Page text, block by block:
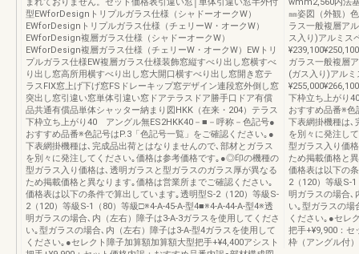
型EWforDesignトリプルガラス仕様（シャドーオークW）
EWforDesignトリプルガラス仕様（チェリーW・オークW）
EWforDesign複層ガラス仕様（シャドーオークW）
EWforDesign複層ガラス仕様（チェリーW・オークW）EWトリ
プルガラス仕様EW複層ガラス仕様装飾窓縦すべり出し窓横すべ
り出し窓高所用横すべり出し窓大開口横すべり出し窓開き窓テ
ラスFIX窓上げ下げ窓FSドレーキップ窓デザイン連段窓外倒し窓
突出し窓引違い窓単体引違い窓ドアテラスドア勝手口ドア有償
品共通有償品単体シャッター納まり図HKK（在来・204）テラス
下枠立ち上がり40 アングル無ES2HKK40－■－呼称－色記号●
おすすめ品番※色記号はP.3「色記号一覧」をご確認ください｡●
下表網掛機種は､完成品出荷とはなりませんので､部材とガラス
を別々に発注してください｡価格は参考価格です｡●◎印の機種の
型ガラス入り価格は､透明ガラスと型ガラスのガラス厚が異なる
ため掲載価格と異なります｡価格は営業所までご確認ください｡
価格表は以下の条件で算出しています｡透明型S-2（120）等級S-
2（120）等級S-1（80）等級□※4-A-45-A-型4■※4-A-44-A-型4※透
明ガラスの場合､内（左右）障子は3-A-3ガラスを使用してくださ
い｡型ガラスの場合､内（左右）障子は3-A-型4ガラスを使用して
ください｡●セレクト障子加算額加算額大型把手+¥4,400アシスト
㎜姿図（外観）
ラス一般複層ア
ス入り)アルミス
ガラス一般複層
(ガス入り)アルミ
下枠立ち上がり
おすすめ品番※色
下表網掛機種は､
を別々に発注し
型ガラス入り価
ため掲載価格と
価格表は以下の
2（120）等級S-
明ガラスの場合､
い｡型ガラスの場
ください｡●セレ
把手+¥9,900：セ
枠（アングル付